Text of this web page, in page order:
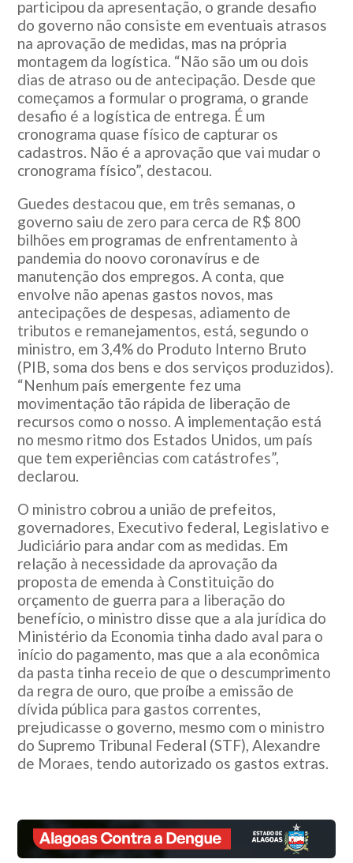
participou da apresentação, o grande desafio
do governo não consiste em eventuais atrasos
na aprovação de medidas, mas na própria
montagem da logística. “Não são um ou dois
dias de atraso ou de antecipação. Desde que
começamos a formular o programa, o grande
desafio é a logística de entrega. É um
cronograma quase físico de capturar os
cadastros. Não é a aprovação que vai mudar o
cronograma físico”, destacou.
Guedes destacou que, em três semanas, o
governo saiu de zero para cerca de R$ 800
bilhões em programas de enfrentamento à
pandemia do noovo coronavírus e de
manutenção dos empregos. A conta, que
envolve não apenas gastos novos, mas
antecipações de despesas, adiamento de
tributos e remanejamentos, está, segundo o
ministro, em 3,4% do Produto Interno Bruto
(PIB, soma dos bens e dos serviços produzidos).
“Nenhum país emergente fez uma
movimentação tão rápida de liberação de
recursos como o nosso. A implementação está
no mesmo ritmo dos Estados Unidos, um país
que tem experiências com catástrofes”,
declarou.
O ministro cobrou a união de prefeitos,
governadores, Executivo federal, Legislativo e
Judiciário para andar com as medidas. Em
relação à necessidade da aprovação da
proposta de emenda à Constituição do
orçamento de guerra para a liberação do
benefício, o ministro disse que a ala jurídica do
Ministério da Economia tinha dado aval para o
início do pagamento, mas que a ala econômica
da pasta tinha receio de que o descumprimento
da regra de ouro, que proíbe a emissão de
dívida pública para gastos correntes,
prejudicasse o governo, mesmo com o ministro
do Supremo Tribunal Federal (STF), Alexandre
de Moraes, tendo autorizado os gastos extras.